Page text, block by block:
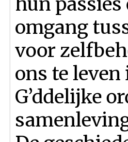
omgang
voor
ons te
G’ddelijke